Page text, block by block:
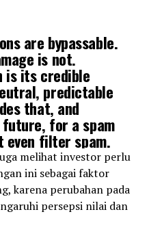
are bypassable.
is not.
is its credible
predictable
that, and
for a spam
filter spam.
That's a…
16, 2026
melihat investor perlu
ini sebagai faktor
karena perubahan pada
persepsi nilai dan